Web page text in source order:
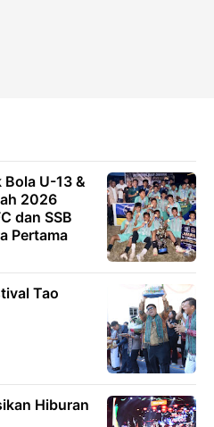
Bola U-13 &
2026
dan SSB
Pertama
Tao
Hiburan